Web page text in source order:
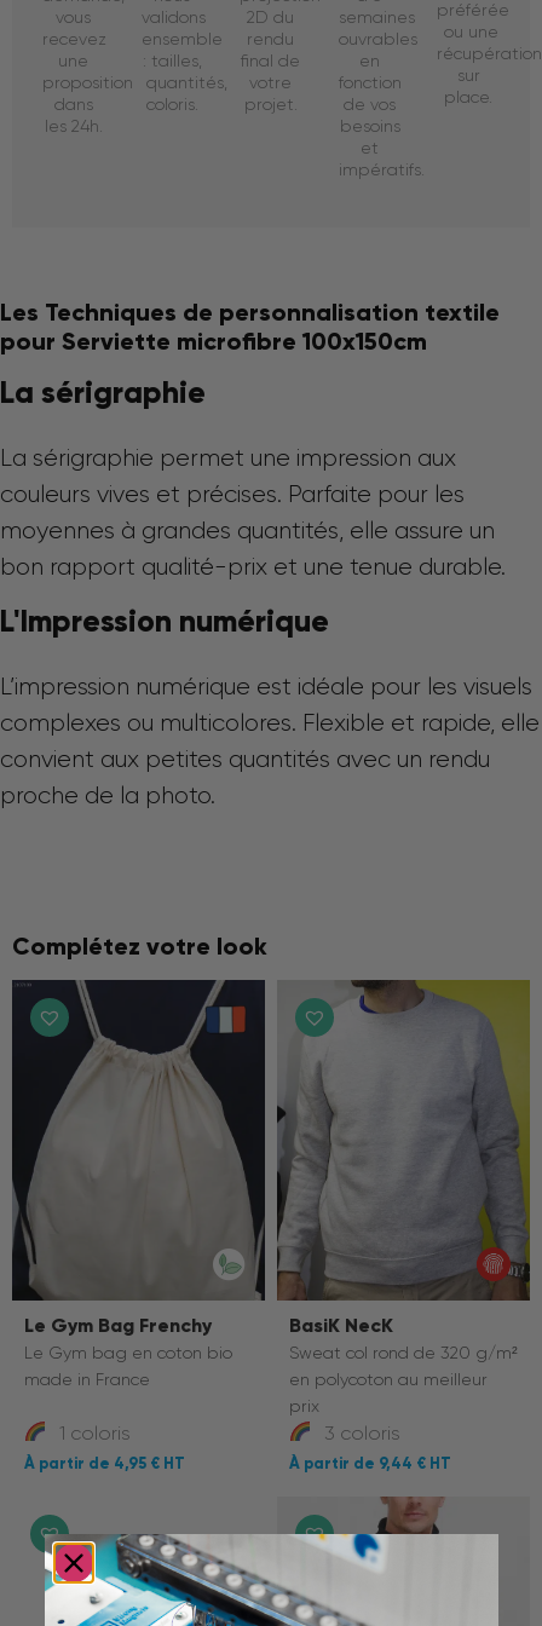
vous
recevez
une
proposition
dans
les 24h.
validons
ensemble
: tailles,
quantités,
coloris.
2D du
rendu
final de
votre
projet.
semaines
ouvrables
en
fonction
de vos
besoins
et
impératifs.
préférée
ou une
récupération
sur
place.
Les Techniques de personnalisation textile
pour Serviette microfibre 100x150cm
La sérigraphie
La sérigraphie permet une impression aux
couleurs vives et précises. Parfaite pour les
moyennes à grandes quantités, elle assure un
bon rapport qualité-prix et une tenue durable.
L'Impression numérique
L’impression numérique est idéale pour les visuels
complexes ou multicolores. Flexible et rapide, elle
convient aux petites quantités avec un rendu
proche de la photo.
Complétez votre look
Le Gym Bag Frenchy
Le Gym bag en coton bio
made in France
1 coloris
4,95 €
BasiK NecK
Sweat col rond de 320 g/m²
en polycoton au meilleur
prix
3 coloris
9,44 €